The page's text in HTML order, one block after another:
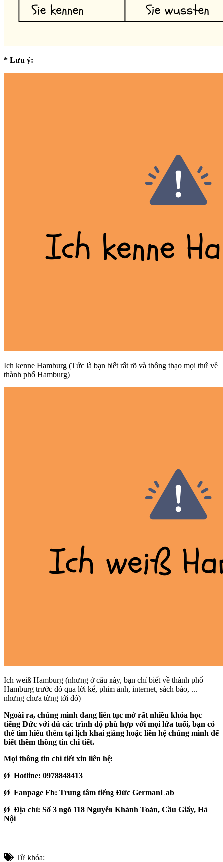
* Lưu ý:
Ich kenne Hamburg (Tức là bạn biết rất rõ và thông thạo mọi thứ về
thành phố Hamburg)
Ich weiß Hamburg (nhưng ở câu này, bạn chỉ biết về thành phố
Hamburg trước đó qua lời kể, phim ảnh, internet, sách báo, ...
nhưng chưa từng tới đó)
Ngoài ra, chúng mình đang liên tục mở rất nhiều khóa học
tiếng Đức với đủ các trình độ phù hợp với mọi lứa tuổi, bạn có
thể tìm hiểu thêm tại lịch khai giảng hoặc liên hệ chúng mình để
biết thêm thông tin chi tiết.
Mọi thông tin chi tiết xin liên hệ:
Ø Hotline: 0978848413
Ø Fanpage Fb: Trung tâm tiếng Đức GermanLab
Ø Địa chỉ: Số 3 ngõ 118 Nguyễn Khánh Toàn, Cầu Giấy, Hà
Nội
Từ khóa: